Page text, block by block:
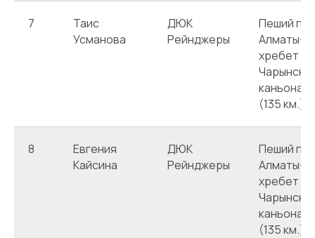
7
Таис
Усманова
ДЮК
Рейнджеры
Пеший
Алматы-
хребет
каньона -
(135 км.)
8
Евгения
Кайсина
ДЮК
Рейнджеры
Пеший
Алматы-
хребет
каньона -
(135 км.)